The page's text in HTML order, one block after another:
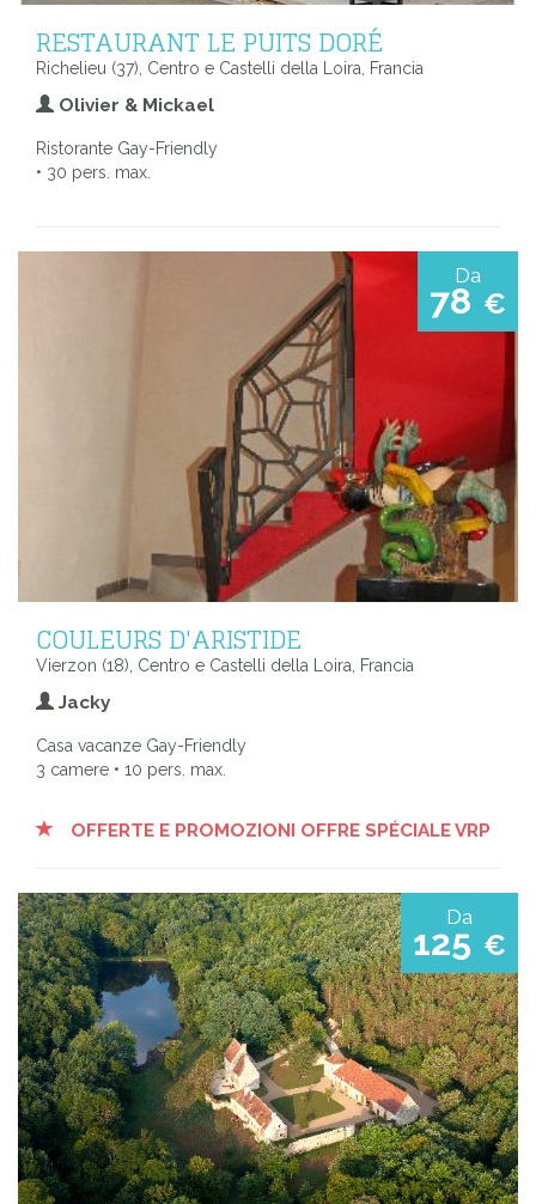
RESTAURANT LE PUITS DORÉ
Richelieu (37), Centro e Castelli della Loira, Francia
Olivier & Mickael
Ristorante Gay-Friendly
• 30 pers. max.
Da
78 €
COULEURS D'ARISTIDE
Vierzon (18), Centro e Castelli della Loira, Francia
Jacky
Casa vacanze Gay-Friendly
3 camere • 10 pers. max.
OFFERTE E PROMOZIONI OFFRE SPÉCIALE VRP
Da
125 €